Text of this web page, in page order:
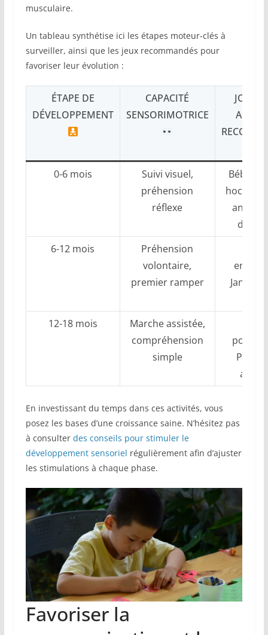
musculaire.
Un tableau synthétise ici les étapes moteur-clés à
surveiller, ainsi que les jeux recommandés pour
favoriser leur évolution :
ÉTAPE DE
DÉVELOPPEMENT
CAPACITÉ
SENSORIMOTRICE
0-6 mois
Suivi visuel,
préhension
réflexe
Bébé
hochets,
6-12 mois
Préhension
volontaire,
premier ramper
Janod,
12-18 mois
Marche assistée,
compréhension
simple
En investissant du temps dans ces activités, vous
posez les bases d’une croissance saine. N’hésitez pas
à consulter des conseils pour stimuler le
développement sensoriel régulièrement afin d’ajuster
les stimulations à chaque phase.
Favoriser la